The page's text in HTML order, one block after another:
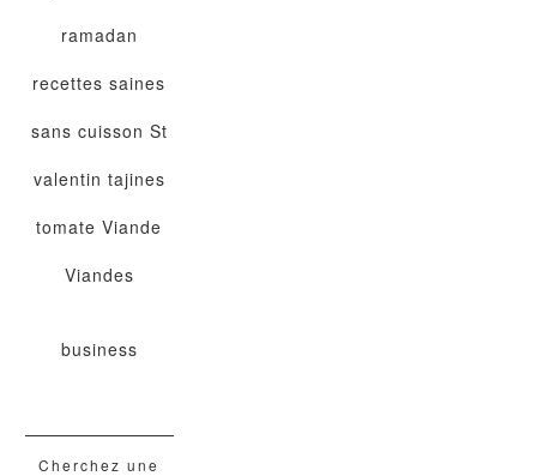
ramadan
recettes saines
sans cuisson St
valentin tajines
tomate Viande
Viandes
business
Cherchez une